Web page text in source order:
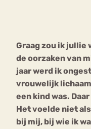
Graag zou ik
de oorzaken van
jaar werd ik
vrouwelijk
een kind was.
Het voelde niet
bij mij, bij wie ik
mia
Nerv
osa
Eetbuien
Orthorexia